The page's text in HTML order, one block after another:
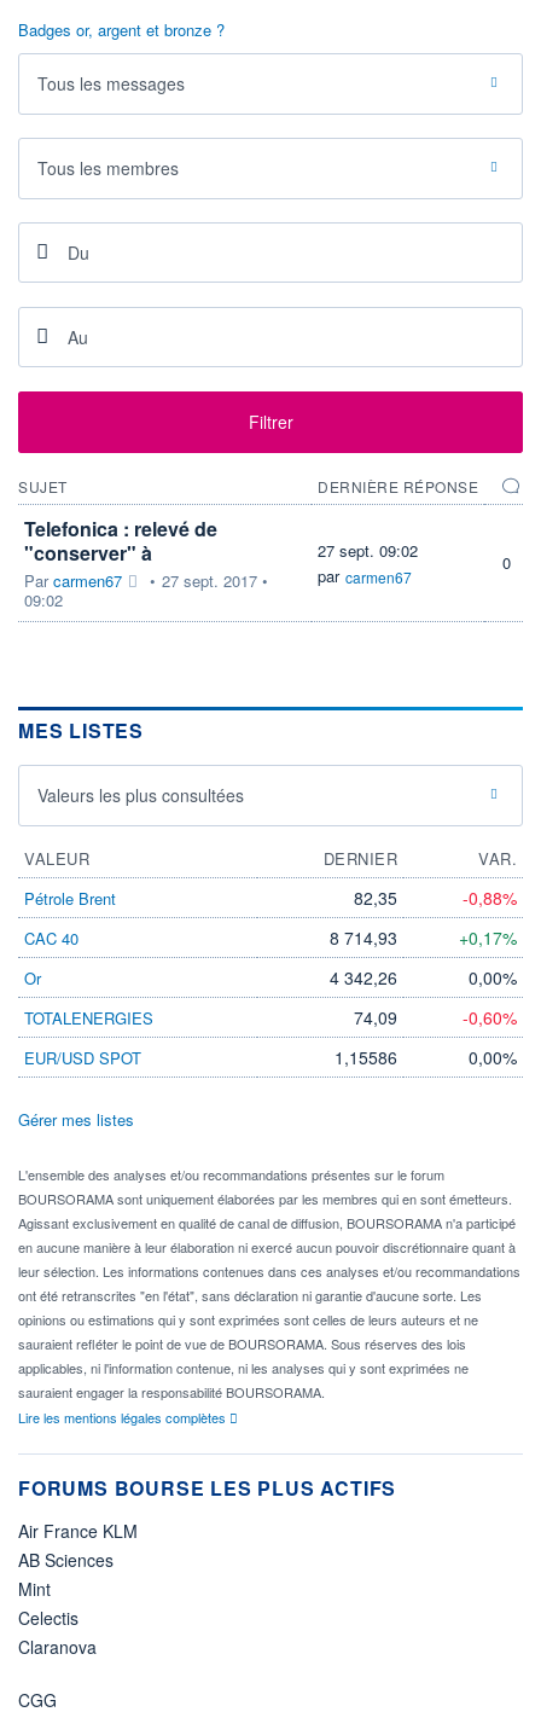
BAISSE
0,000
HAUSSE
0,000
RENDEMENT
DERNIER
DIVIDENDE
0,00 EUR
PROCHAIN
DIVIDENDE
-
+ PORTEFEUILLE + LISTE
Badges or, argent et bronze ?
Tous les messages
Tous les membres
Filtrer
SUJET DERNIÈRE RÉPONSE
Telefonica : relevé de
"conserver" à
Parcarmen67 • 27 sept. 2017 •
09:02
27 sept. 09:02
par carmen67
0
MES LISTES
Valeurs les plus consultées
VALEUR DERNIER
VAR.
Pétrole Brent
82,35 -0,88%
CAC 40 8 714,93 +0,17%
Or 4 342,26 0,00%
TOTALENERGIES 74,09 -0,60%
EUR/USD SPOT 1,15586 0,00%
Gérer mes listes
L'ensemble des analyses et/ou recommandations présentes sur le forum
BOURSORAMA sont uniquement élaborées par les membres qui en sont émetteurs.
Agissant exclusivement en qualité de canal de diffusion, BOURSORAMA n'a participé
en aucune manière à leur élaboration ni exercé aucun pouvoir discrétionnaire quant à
leur sélection. Les informations contenues dans ces analyses et/ou recommandations
ont été retranscrites "en l'état", sans déclaration ni garantie d'aucune sorte. Les
opinions ou estimations qui y sont exprimées sont celles de leurs auteurs et ne
sauraient refléter le point de vue de BOURSORAMA. Sous réserves des lois
applicables, ni l'information contenue, ni les analyses qui y sont exprimées ne
sauraient engager la responsabilité BOURSORAMA.
Lire les mentions légales complètes
FORUMS BOURSE LES PLUS ACTIFS
Air France KLM
AB Sciences
Mint
Celectis
Claranova
CGG